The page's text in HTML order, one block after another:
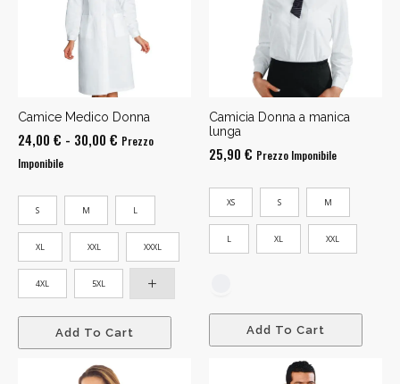
Camice Medico Donna
24,00 € - 30,00 € Fascia
24,00 €
30,00 €
Prezzo
Imponibile
S M L
XL XXL XXXL
4XL 5XL
Add To Cart
Camicia Donna a manica
lunga
25,90 € Prezzo Imponibile
XS S M
L XL XXL
Add To Cart